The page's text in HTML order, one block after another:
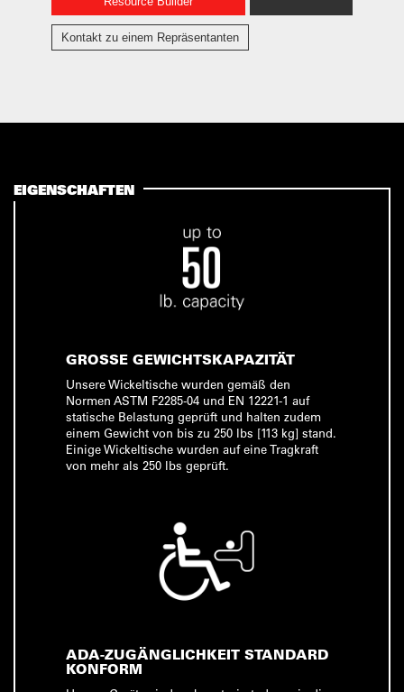
Kontakt zu einem Repräsentanten
EIGENSCHAFTEN
GROSSE GEWICHTSKAPAZITÄT
Unsere Wickeltische wurden gemäß den
Normen ASTM F2285-04 und EN 12221-1 auf
statische Belastung geprüft und halten zudem
einem Gewicht von bis zu 250 lbs [113 kg] stand.
Einige Wickeltische wurden auf eine Tragkraft
von mehr als 250 lbs geprüft.
ADA-ZUGÄNGLICHKEIT STANDARD
KONFORM